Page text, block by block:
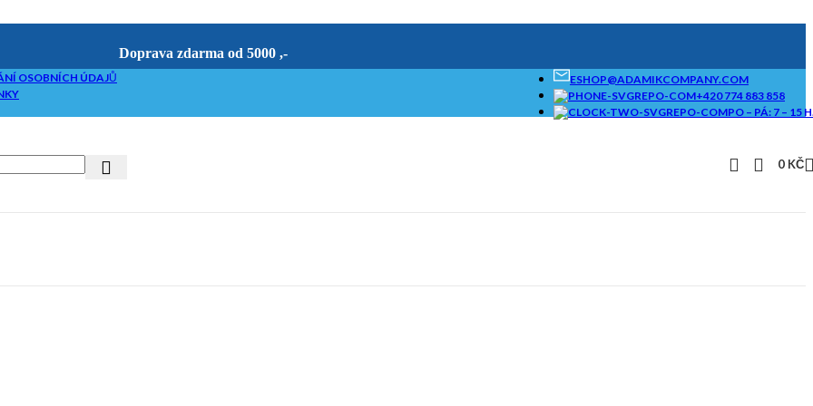
Doprava zdarma od 5000 ,-
OSOBNÍCH ÚDAJŮ
ESHOP@ADAMIKCOMPANY.COM
+420 774 883 858
PO – PÁ: 7 – 15
0 KČ